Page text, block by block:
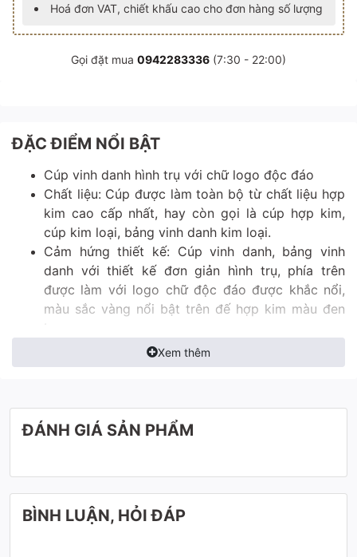
Hoá đơn VAT, chiết khấu cao cho đơn hàng số lượng
Gọi đặt mua 0942283336 (7:30 - 22:00)
ĐẶC ĐIỂM NỔI BẬT
Cúp vinh danh hình trụ với chữ logo độc đáo
Chất liệu: Cúp được làm toàn bộ từ chất liệu hợp
kim cao cấp nhất, hay còn gọi là cúp hợp kim,
cúp kim loại, bảng vinh danh kim loại.
Cảm hứng thiết kế: Cúp vinh danh, bảng vinh
danh với thiết kế đơn giản hình trụ, phía trên
được làm với logo chữ độc đáo được khắc nổi,
màu sắc vàng nổi bật trên đế hợp kim màu đen
Màu sắc: Toàn bộ cúp vinh danh, bảng vinh danh
được lên màu công nghệ nano, đảm bảo bền màu
thịnh vượng của Quý khách hàng. Với hai sắc màu
vàng và đen đối lập nhau, thể hiện tính sang
đổi theo thiết kế và mong muốn của Quý khách (
Xem thêm
ĐÁNH GIÁ SẢN PHẨM
BÌNH LUẬN, HỎI ĐÁP